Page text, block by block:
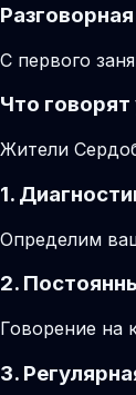
С первого
Что
Жители
1.
Определим
2.
Говорение на
3.